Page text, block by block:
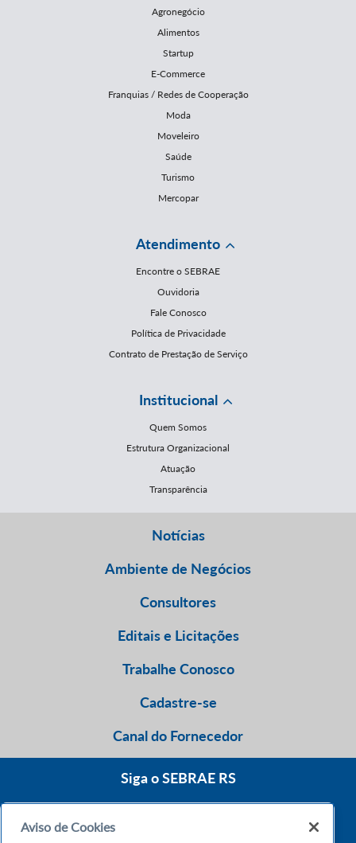
Agronegócio
Alimentos
Startup
E-Commerce
Franquias / Redes de Cooperação
Moda
Moveleiro
Saúde
Turismo
Mercopar
Atendimento
Encontre o SEBRAE
Ouvidoria
Fale Conosco
Política de Privacidade
Contrato de Prestação de Serviço
Institucional
Quem Somos
Estrutura Organizacional
Atuação
Transparência
Notícias
Ambiente de Negócios
Consultores
Editais e Licitações
Trabalhe Conosco
Cadastre-se
Canal do Fornecedor
Siga o SEBRAE RS
Aviso de Cookies